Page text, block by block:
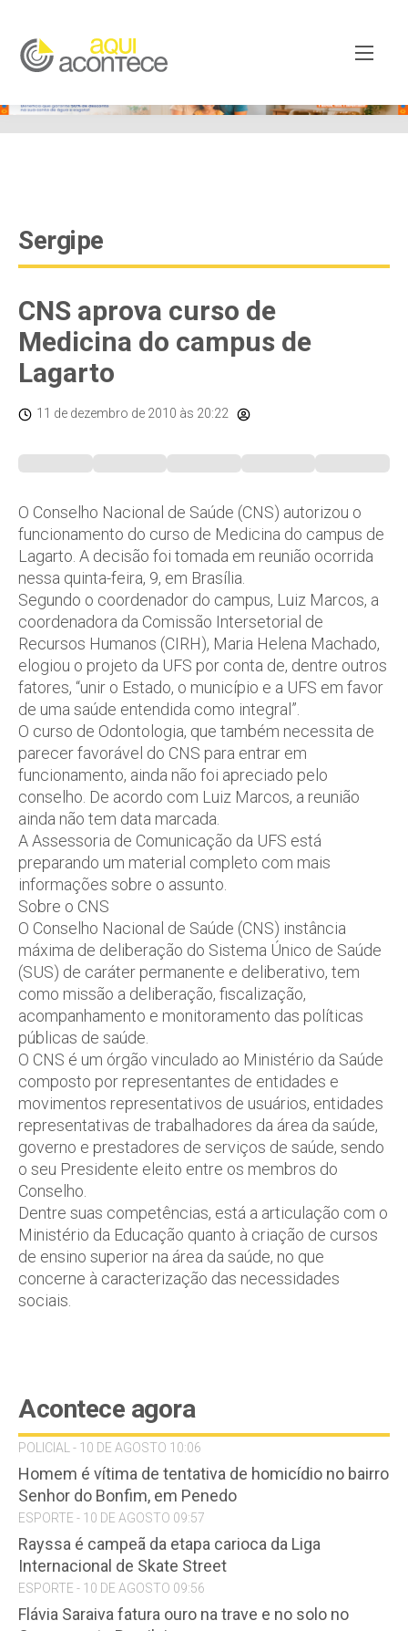
googleb82de9a22cec23e8.html
Sergipe
CNS aprova curso de
Medicina do campus de
Lagarto
11 de dezembro de 2010 às 20:22
O Conselho Nacional de Saúde (CNS) autorizou o
funcionamento do curso de Medicina do campus de
Lagarto. A decisão foi tomada em reunião ocorrida
nessa quinta-feira, 9, em Brasília.
Segundo o coordenador do campus, Luiz Marcos, a
coordenadora da Comissão Intersetorial de
Recursos Humanos (CIRH), Maria Helena Machado,
elogiou o projeto da UFS por conta de, dentre outros
fatores, “unir o Estado, o município e a UFS em favor
de uma saúde entendida como integral”.
O curso de Odontologia, que também necessita de
parecer favorável do CNS para entrar em
funcionamento, ainda não foi apreciado pelo
conselho. De acordo com Luiz Marcos, a reunião
ainda não tem data marcada.
A Assessoria de Comunicação da UFS está
preparando um material completo com mais
informações sobre o assunto.
Sobre o CNS
O Conselho Nacional de Saúde (CNS) instância
máxima de deliberação do Sistema Único de Saúde
(SUS) de caráter permanente e deliberativo, tem
como missão a deliberação, fiscalização,
acompanhamento e monitoramento das políticas
públicas de saúde.
O CNS é um órgão vinculado ao Ministério da Saúde
composto por representantes de entidades e
movimentos representativos de usuários, entidades
representativas de trabalhadores da área da saúde,
governo e prestadores de serviços de saúde, sendo
o seu Presidente eleito entre os membros do
Conselho.
Dentre suas competências, está a articulação com o
Ministério da Educação quanto à criação de cursos
de ensino superior na área da saúde, no que
concerne à caracterização das necessidades
sociais.
Acontece agora
POLICIAL - 10 DE AGOSTO 10:06
Homem é vítima de tentativa de homicídio no bairro
Senhor do Bonfim, em Penedo
ESPORTE - 10 DE AGOSTO 09:57
Rayssa é campeã da etapa carioca da Liga
Internacional de Skate Street
ESPORTE - 10 DE AGOSTO 09:56
Flávia Saraiva fatura ouro na trave e no solo no